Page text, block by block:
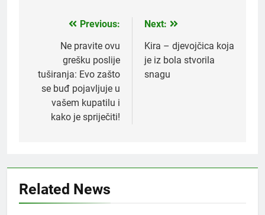
navigation
Previous:
Ne pravite ovu
grešku poslije
tuširanja: Evo zašto
se buđ pojavljuje u
vašem kupatilu i
kako je spriječiti!
Next:
Kira – djevojčica koja
je iz bola stvorila
snagu
Related News